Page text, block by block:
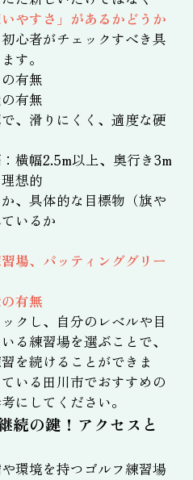
やすさ」があるかどうか
心者がチェックすべき具
す。
有無
有無
、滑りにくく、適度な硬
横幅2.5m以上、奥行き3m
想的
、具体的な目標物（旗や
いるか
場、パッティンググリー
有無
クし、自分のレベルや目
る練習場を選ぶことで、
を続けることができま
いる田川市でおすすめの
にしてください。
続の鍵！アクセスと
環境を持つゴルフ練習場